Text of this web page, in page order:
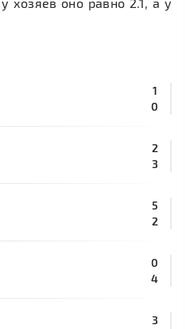
1
0
2
3
5
2
0
4
3